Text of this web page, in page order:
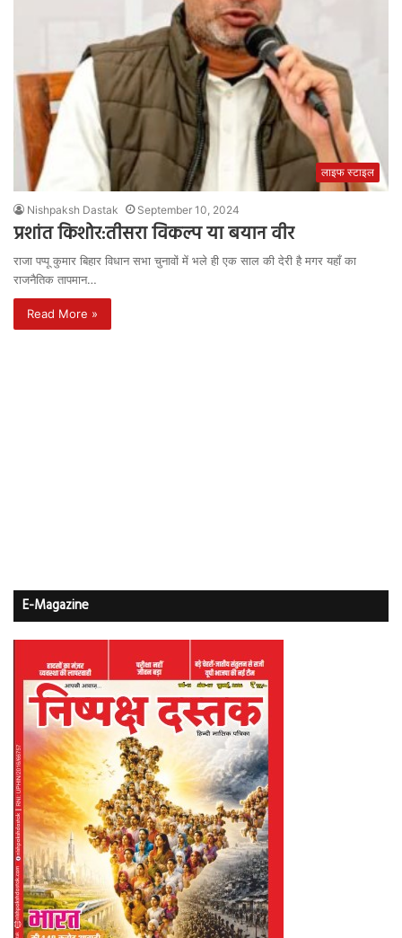
लाइफ स्टाइल
Nishpaksh Dastak September 10, 2024
प्रशांत किशोर:तीसरा विकल्प या बयान वीर
राजा पप्पू कुमार बिहार विधान सभा चुनावों में भले ही एक साल की देरी है मगर यहाँ का
राजनैतिक तापमान…
Read More »
E-Magazine